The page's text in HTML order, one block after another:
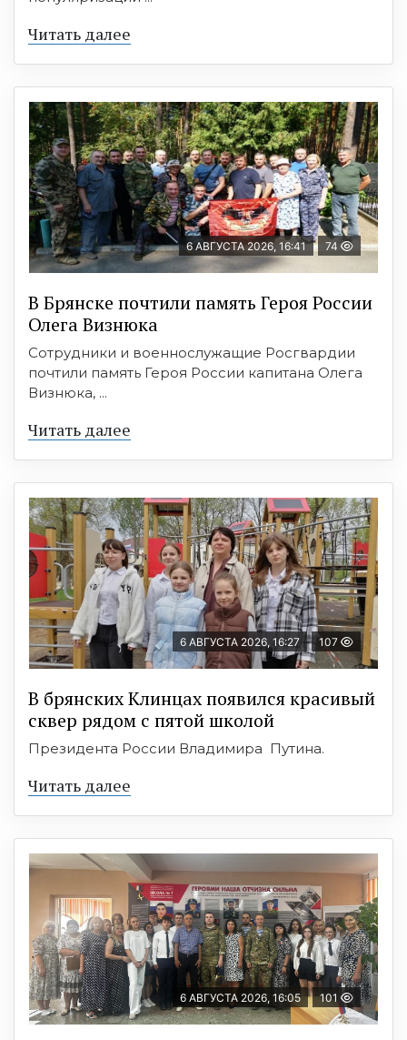
Читать далее
6 АВГУСТА 2026, 16:41 74
В Брянске почтили память Героя России
Олега Визнюка
Сотрудники и военнослужащие Росгвардии
почтили память Героя России капитана Олега
Визнюка, ...
Читать далее
6 АВГУСТА 2026, 16:27 107
В брянских Клинцах появился красивый
сквер рядом с пятой школой
Президента России Владимира Путина.
Читать далее
6 АВГУСТА 2026, 16:05 101